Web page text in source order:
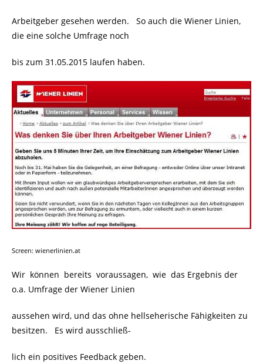
Arbeitgeber gesehen werden. So auch die Wiener Linien,
die eine solche Umfrage noch
bis zum 31.05.2015 laufen haben.
Screen: wienerlinien.at
Wir können bereits voraussagen, wie das Ergebnis der
o.a. Umfrage der Wiener Linien
aussehen wird, und das ohne hellseherische Fähigkeiten zu
besitzen. Es wird ausschließ-
lich ein positives Feedback geben.